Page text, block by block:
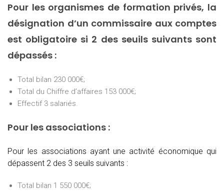
Pour les organismes de formation privés, la
désignation d’un commissaire aux comptes
est obligatoire si 2 des seuils suivants sont
dépassés :
Total bilan 230 000€;
Total du Chiffre d’affaires 153 000€;
Effectif 3 salariés.
Pour les associations :
Pour les associations ayant une activité économique qui
dépassent 2 des 3 seuils suivants :
Total bilan 1 550 000€;